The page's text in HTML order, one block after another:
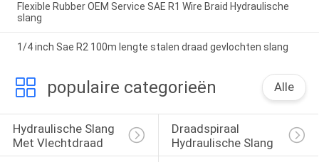
Flexible Rubber OEM Service SAE R1 Wire Braid Hydraulische
slang
1/4 inch Sae R2 100m lengte stalen draad gevlochten slang
populaire categorieën Alle
Hydraulische Slang
Met Vlechtdraad
Draadspiraal
Hydraulische Slang